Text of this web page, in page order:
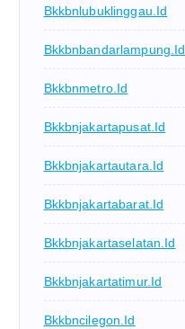
Bkkbnlubuklinggau.id
Bkkbnbandarlampung.id
Bkkbnmetro.id
Bkkbnjakartapusat.id
Bkkbnjakartautara.id
Bkkbnjakartabarat.id
Bkkbnjakartaselatan.id
Bkkbnjakartatimur.id
Bkkbncilegon.id